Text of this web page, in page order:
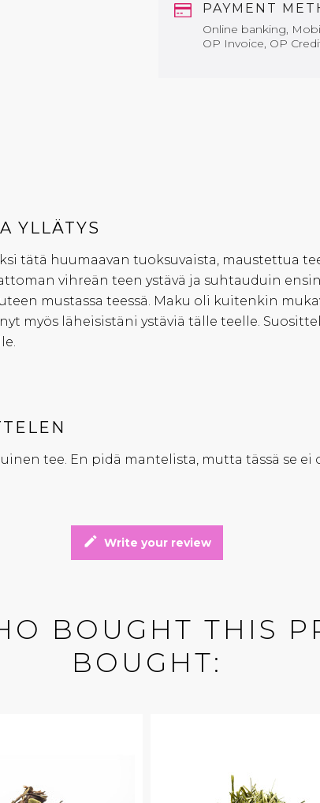
PAYMENT
Online banking,
OP Invoice, OP
YLLÄTYS
tätä huumaavan tuoksuvaista, maustettua
vihreän teen ystävä ja suhtauduin
mustassa teessä. Maku oli kuitenkin
myös läheisistäni ystäviä tälle teelle.
tee. En pidä mantelista, mutta tässä se ei
edit Write your review
BOUGHT THIS
BOUGHT: